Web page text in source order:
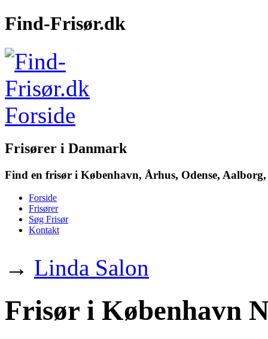
Find-Frisør.dk
Frisører i Danmark
Find en frisør i København, Århus, Odense,
Forside
Frisører
Søg Frisør
Kontakt
→ Linda Salon
Frisør i København